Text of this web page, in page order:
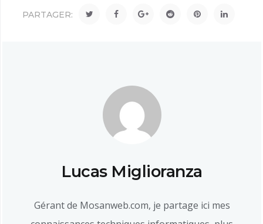
PARTAGER:
Lucas Miglioranza
Gérant de Mosanweb.com, je partage ici mes